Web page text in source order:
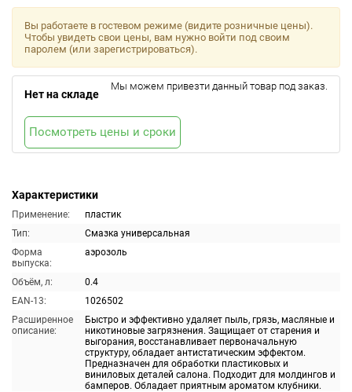
Характеристики
Применение:
пластик
Тип:
Смазка универсальная
Форма
выпуска:
аэрозоль
Объём, л:
0.4
EAN-13:
1026502
Расширенное
описание:
Быстро и эффективно удаляет пыль, грязь, масляные и
никотиновые загрязнения. Защищает от старения и
выгорания, восстанавливает первоначальную
структуру, обладает антистатическим эффектом.
Предназначен для обработки пластиковых и
виниловых деталей салона. Подходит для молдингов и
бамперов. Обладает приятным ароматом клубники.
Вы работаете в гостевом режиме (видите розничные цены).
Чтобы увидеть свои цены, вам нужно войти под своим
паролем (или зарегистрироваться).
Нет на складе
Мы можем привезти данный товар под заказ.
Посмотреть цены и сроки